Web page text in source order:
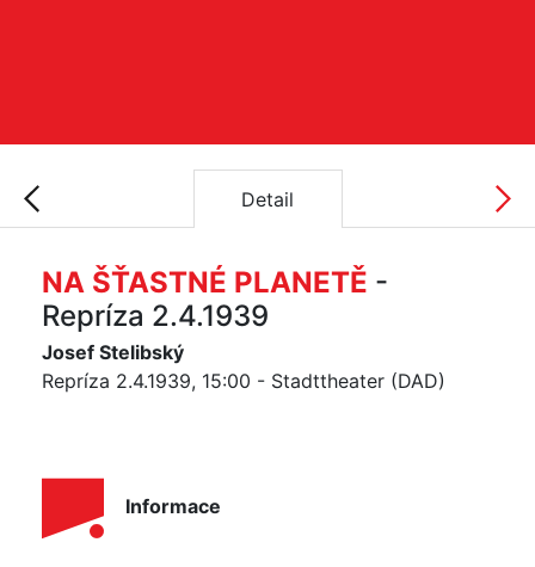
Detail
NA ŠŤASTNÉ PLANETĚ -
Repríza 2.4.1939
Josef Stelibský
Repríza 2.4.1939, 15:00 - Stadttheater (DAD)
Informace